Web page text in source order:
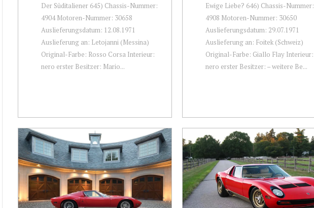
Der Süditaliener 645) Chassis-Nummer:
4904 Motoren-Nummer: 30658
Auslieferungsdatum: 12.08.1971
Auslieferung an: Letojanni (Messina)
Original-Farbe: Rosso Corsa Interieur:
nero erster Besitzer: Mario...
Ewige Liebe? 646) Chassis-Nummer:
4908 Motoren-Nummer: 30650
Auslieferungsdatum: 29.07.1971
Auslieferung an: Foitek (Schweiz)
Original-Farbe: Giallo Flay Interieur:
nero erster Besitzer: – weitere Be...